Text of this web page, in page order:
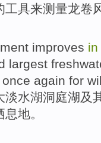
工具来测量龙卷
improves in
largest
again for
淡水湖洞庭湖及
地。